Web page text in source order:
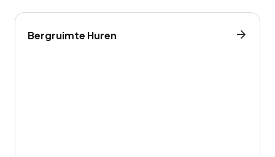
Bergruimte Huren